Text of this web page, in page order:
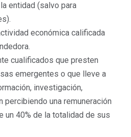
entidad (salvo para
económica calificada
cualificados que presten
emergentes o que lleve a
investigación,
percibiendo una remuneración
un 40% de la totalidad de sus